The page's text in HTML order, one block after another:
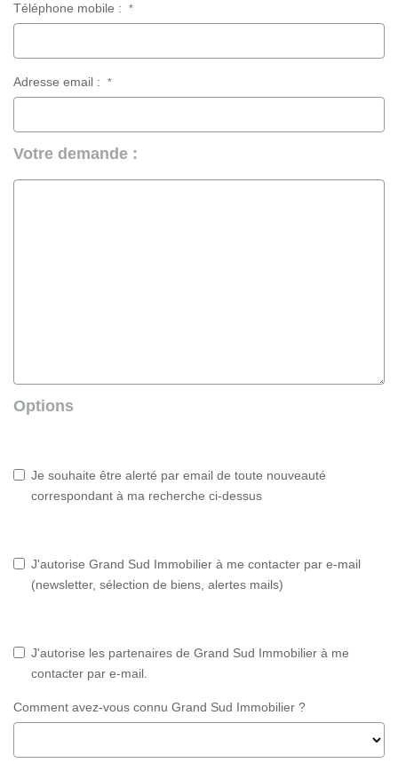
Téléphone mobile : *
Adresse email : *
Votre demande :
Options
Je souhaite être alerté par email de toute nouveauté
correspondant à ma recherche ci-dessus
J'autorise Grand Sud Immobilier à me contacter par e-mail
(newsletter, sélection de biens, alertes mails)
J'autorise les partenaires de Grand Sud Immobilier à me
contacter par e-mail.
Comment avez-vous connu Grand Sud Immobilier ?